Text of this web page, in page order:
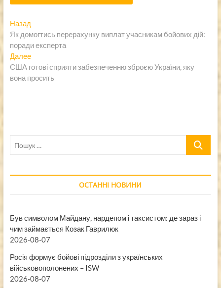
Навигация
по
записям
НазадПредыдущая
запись:
Як домогтись перерахунку виплат учасникам бойових дій:
поради експерта
ДалееСледующая
запись:
США готові сприяти забезпеченню зброєю України, яку
вона просить
Пошук
ОСТАННІ НОВИНИ
Був символом Майдану, нардепом і таксистом: де зараз і
чим займається Козак Гаврилюк
2026-08-07
Росія формує бойові підрозділи з українських
військовополонених – ISW
2026-08-07